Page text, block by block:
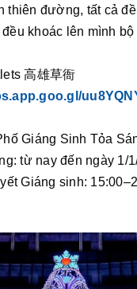
thiên đường, tất cả
khoác lên mình bộ
高雄草衙
Giáng Sinh Tỏa
từ nay đến ngày 1/
Giáng sinh: